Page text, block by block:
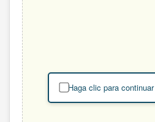
Haga clic para continuar